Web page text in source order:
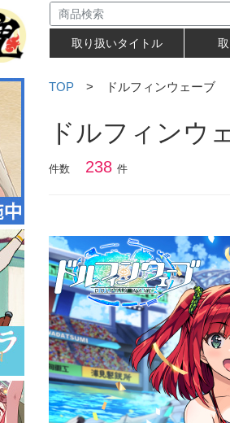
取り扱いタイトル
TOP > ドルフィンウェーブ
ドルフィンウ
件数 238 件